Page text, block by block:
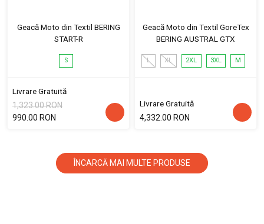
Geacă Moto din Textil BERING
START-R
S
Livrare Gratuită
1,323.00 RON
990.00 RON
Geacă Moto din Textil GoreTex
BERING AUSTRAL GTX
L XL 2XL 3XL M
Livrare Gratuită
4,332.00 RON
ÎNCARCĂ MAI MULTE PRODUSE